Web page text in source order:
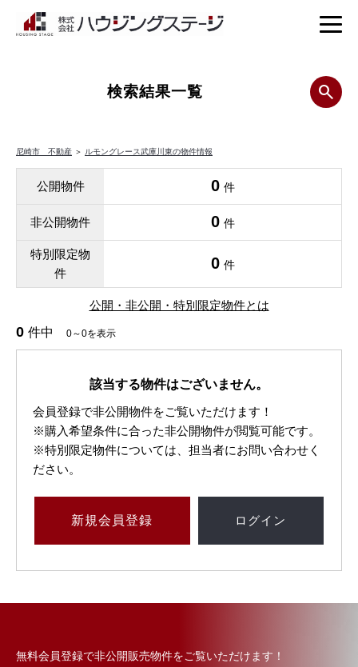
検索結果一覧
尼崎市 不動産 ＞ ルモングレース武庫川東の物件情報
公開物件 0 件
非公開物件 0 件
特別限定物
件
0 件
公開・非公開・特別限定物件とは
0 件中 0～0を表示
該当する物件はございません。
会員登録で非公開物件をご覧いただけます！
※購入希望条件に合った非公開物件が閲覧可能です。
※特別限定物件については、担当者にお問い合わせく
ださい。
新規会員登録 ログイン
無料会員登録で非公開販売物件をご覧いただけます！